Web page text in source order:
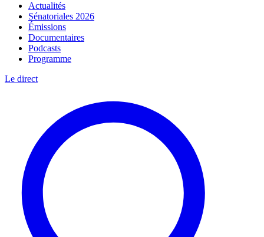
Actualités
Sénatoriales 2026
Émissions
Documentaires
Podcasts
Programme
Le direct